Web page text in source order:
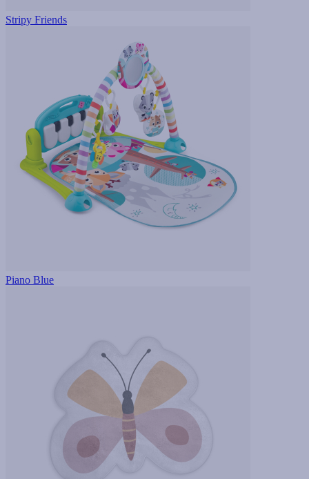
Stripy Friends
Piano Blue